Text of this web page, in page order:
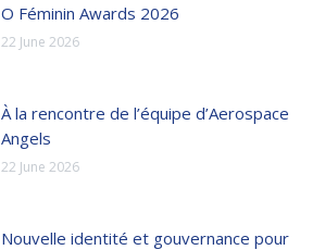
O Féminin Awards 2026
22 June 2026
À la rencontre de l’équipe d’Aerospace
Angels
22 June 2026
Nouvelle identité et gouvernance pour